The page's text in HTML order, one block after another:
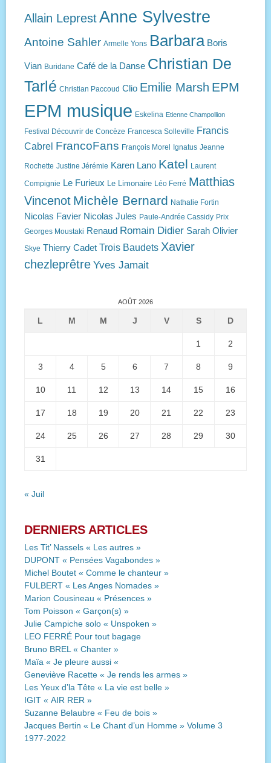
Allain LeprestAnne Sylvestre
Antoine Sahler Armelle Yons Barbara Boris
Vian Buridane Café de la Danse Christian De
Tarlé Christian Paccoud Clio Emilie Marsh EPM
EPM musique Eskelina Etienne Champollion
Festival Découvrir de Concèze Francesca Solleville Francis
Cabrel FrancoFans François Morel Ignatus Jeanne
Rochette Justine Jérémie Karen Lano Katel Laurent
Compignie Le Furieux Le Limonaire Léo Ferré Matthias
Vincenot Michèle Bernard Nathalie Fortin
Nicolas Favier Nicolas Jules Paule-Andrée Cassidy Prix
Georges Moustaki Renaud Romain Didier Sarah Olivier
Skye Thierry Cadet Trois Baudets Xavier
chezleprêtre Yves Jamait
AOÛT 2026
L M M J V S D
1 2
3 4 5 6 7 8 9
10 11 12 13 14 15 16
17 18 19 20 21 22 23
24 25 26 27 28 29 30
31
« Juil
DERNIERS ARTICLES
Les Tit’ Nassels « Les autres »
DUPONT « Pensées Vagabondes »
Michel Boutet « Comme le chanteur »
FULBERT « Les Anges Nomades »
Marion Cousineau « Présences »
Tom Poisson « Garçon(s) »
Julie Campiche solo « Unspoken »
LEO FERRÉ Pour tout bagage
Bruno BREL « Chanter »
Maïa « Je pleure aussi «
Geneviève Racette « Je rends les armes »
Les Yeux d’la Tête « La vie est belle »
IGIT « AIR RER »
Suzanne Belaubre « Feu de bois »
Jacques Bertin « Le Chant d’un Homme » Volume 3
1977-2022